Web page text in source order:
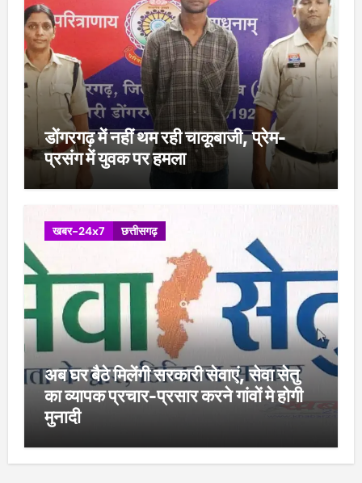
डोंगरगढ़ में नहीं थम रही चाकूबाजी, प्रेम-
प्रसंग में युवक पर हमला
खबर-24x7 छत्तीसगढ़
अब घर बैठे मिलेंगी सरकारी सेवाएं, सेवा सेतु
का व्यापक प्रचार-प्रसार करने गांवों मे होगी
मुनादी